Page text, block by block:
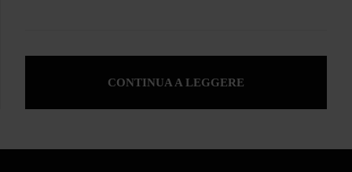
CONTINUA A LEGGERE